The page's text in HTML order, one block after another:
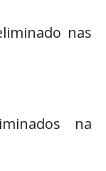
nas
na